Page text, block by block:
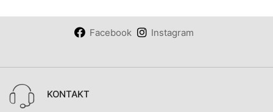
Facebook Instagram
KONTAKT